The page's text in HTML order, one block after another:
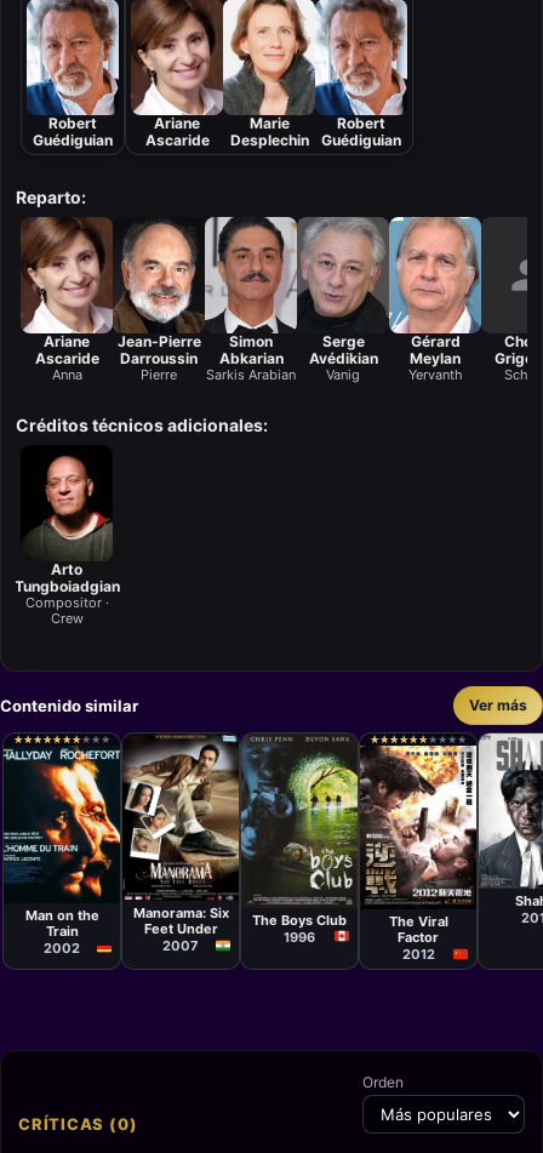
Robert
Guédiguian
Ariane
Ascaride
Marie
Desplechin
Robert
Guédiguian
Reparto:
Ariane
Ascaride
Anna
Jean-Pierre
Darroussin
Pierre
Simon
Abkarian
Sarkis Arabian
Serge
Avédikian
Vanig
Gérard
Meylan
Yervanth
Créditos técnicos adicionales:
Arto
Tungboiadgian
Compositor ·
Crew
Contenido similar Ver más
★
★★
★★
★★
★★
★★
★★
★★
★ ★
★ ★
★
Película
Patrice
Man on the
Train
2002
Película
Navdeep
Singh
Manorama: Six
Feet Under
2007
Película
John Fawcett
The Boys Club
1996
★
★★
★★
★★
★★
★★
★★
★ ★
★ ★
★ ★
★
Película
Dante Lam
Chiu-yin
The Viral
Factor
2012
CRÍTICAS (0)
Orden